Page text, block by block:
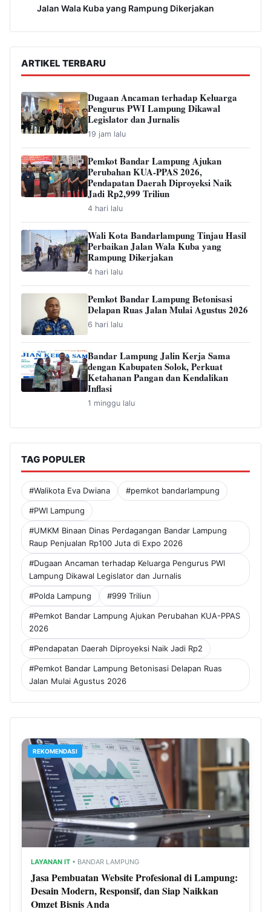
Jalan Wala Kuba yang Rampung Dikerjakan
ARTIKEL TERBARU
Dugaan Ancaman terhadap Keluarga
Pengurus PWI Lampung Dikawal
Legislator dan Jurnalis
19 jam lalu
Pemkot Bandar Lampung Ajukan
Perubahan KUA-PPAS 2026,
Pendapatan Daerah Diproyeksi Naik
Jadi Rp2,999 Triliun
4 hari lalu
Wali Kota Bandarlampung Tinjau Hasil
Perbaikan Jalan Wala Kuba yang
Rampung Dikerjakan
4 hari lalu
Pemkot Bandar Lampung Betonisasi
Delapan Ruas Jalan Mulai Agustus 2026
6 hari lalu
Bandar Lampung Jalin Kerja Sama
dengan Kabupaten Solok, Perkuat
Ketahanan Pangan dan Kendalikan
Inflasi
1 minggu lalu
TAG POPULER
#Walikota Eva Dwiana #pemkot bandarlampung
#PWI Lampung
#UMKM Binaan Dinas Perdagangan Bandar Lampung
Raup Penjualan Rp100 Juta di Expo 2026
#Dugaan Ancaman terhadap Keluarga Pengurus PWI
Lampung Dikawal Legislator dan Jurnalis
#Polda Lampung #999 Triliun
#Pemkot Bandar Lampung Ajukan Perubahan KUA-PPAS
2026
#Pendapatan Daerah Diproyeksi Naik Jadi Rp2
#Pemkot Bandar Lampung Betonisasi Delapan Ruas
Jalan Mulai Agustus 2026
REKOMENDASI
LAYANAN IT • BANDAR LAMPUNG
Jasa Pembuatan Website Profesional di Lampung:
Desain Modern, Responsif, dan Siap Naikkan
Omzet Bisnis Anda